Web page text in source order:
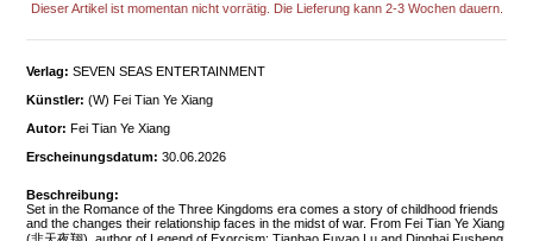
Dieser Artikel ist momentan nicht vorrätig. Die Lieferung kann 2-3 Wochen dauern.
Verlag: SEVEN SEAS ENTERTAINMENT
Künstler: (W) Fei Tian Ye Xiang
Autor: Fei Tian Ye Xiang
Erscheinungsdatum: 30.06.2026
Beschreibung:
Set in the Romance of the Three Kingdoms era comes a story of childhood friends
and the changes their relationship faces in the midst of war. From Fei Tian Ye Xiang